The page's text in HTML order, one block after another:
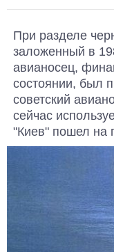
При разделе
заложенный в
авианосец,
состоянии, был
советский
сейчас
"Киев" пошел на